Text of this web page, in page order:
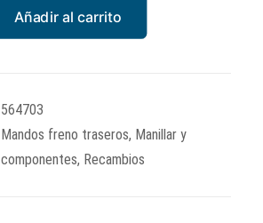
Añadir al carrito
564703
Mandos freno traseros, Manillar y
componentes, Recambios